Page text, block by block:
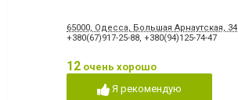
65000, Одесса, Большая Арнаутская, 34
+380(67)917-25-88, +380(94)125-74-47
12 очень хорошо
Я рекомендую